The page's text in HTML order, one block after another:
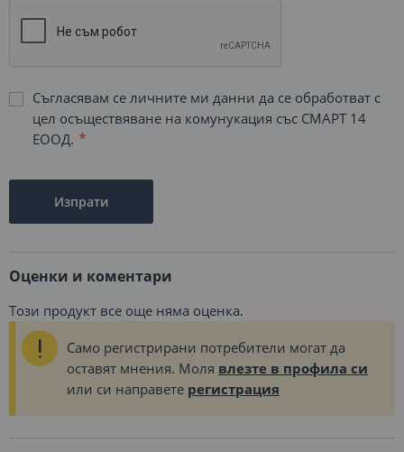
Съгласявам се личните ми данни да се обработват с
цел осъществяване на комунукация със СМАРТ 14
ЕООД.
Изпрати
Оценки и коментари
Този продукт все още няма оценка.
Само регистрирани потребители могат да
оставят мнения. Моля влезте в профила си
или си направете регистрация